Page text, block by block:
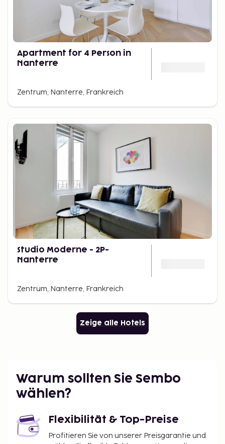
Apartment for 4 Person in
Nanterre
Zentrum, Nanterre, Frankreich
Studio Moderne - 2P-
Nanterre
Zentrum, Nanterre, Frankreich
Zeige alle Hotels
Warum sollten Sie Sembo
wählen?
Flexibilität & Top-Preise
Profitieren Sie von unserer Preisgarantie und